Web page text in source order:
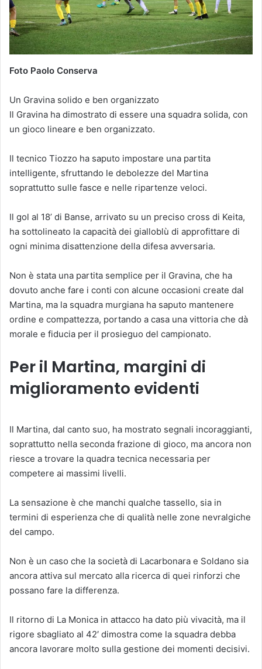
Foto Paolo Conserva
Un Gravina solido e ben organizzato
Il Gravina ha dimostrato di essere una squadra solida, con
un gioco lineare e ben organizzato.
Il tecnico Tiozzo ha saputo impostare una partita
intelligente, sfruttando le debolezze del Martina
soprattutto sulle fasce e nelle ripartenze veloci.
Il gol al 18’ di Banse, arrivato su un preciso cross di Keita,
ha sottolineato la capacità dei gialloblù di approfittare di
ogni minima disattenzione della difesa avversaria.
Non è stata una partita semplice per il Gravina, che ha
dovuto anche fare i conti con alcune occasioni create dal
Martina, ma la squadra murgiana ha saputo mantenere
ordine e compattezza, portando a casa una vittoria che dà
morale e fiducia per il prosieguo del campionato.
Per il Martina, margini di
miglioramento evidenti
Il Martina, dal canto suo, ha mostrato segnali incoraggianti,
soprattutto nella seconda frazione di gioco, ma ancora non
riesce a trovare la quadra tecnica necessaria per
competere ai massimi livelli.
La sensazione è che manchi qualche tassello, sia in
termini di esperienza che di qualità nelle zone nevralgiche
del campo.
Non è un caso che la società di Lacarbonara e Soldano sia
ancora attiva sul mercato alla ricerca di quei rinforzi che
possano fare la differenza.
Il ritorno di La Monica in attacco ha dato più vivacità, ma il
rigore sbagliato al 42′ dimostra come la squadra debba
ancora lavorare molto sulla gestione dei momenti decisivi.